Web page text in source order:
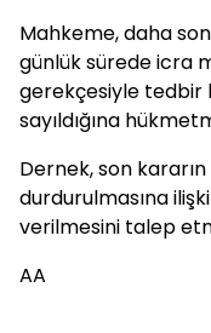
Mahkeme, daha
günlük sürede icra
gerekçesiyle tedbir
sayıldığına
Dernek, son
durdurulmasına
verilmesini talep
AA